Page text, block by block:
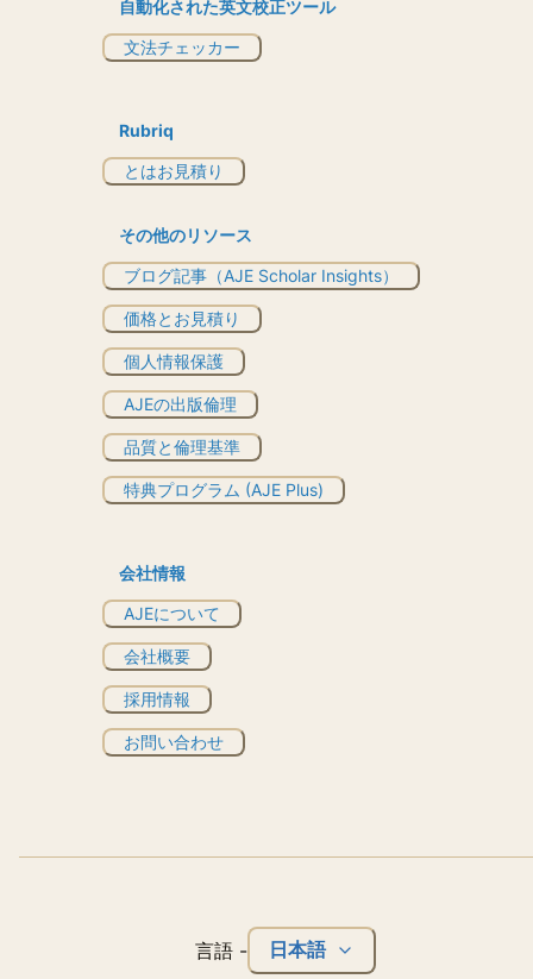
自動化された英文校正ツール
文法チェッカー
Rubriq
とはお見積り
その他のリソース
ブログ記事（AJE Scholar Insights）
価格とお見積り
個人情報保護
AJEの出版倫理
品質と倫理基準
特典プログラム (AJE Plus)
会社情報
AJEについて
会社概要
採用情報
お問い合わせ
言語 - 日本語